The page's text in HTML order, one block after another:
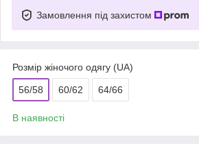
Замовлення під захистом
Розмір жіночого одягу (UA)
56/58 60/62 64/66
В наявності